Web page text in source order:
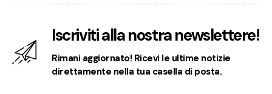
Iscriviti alla nostra newslettere!
Rimani aggiornato! Ricevi le ultime notizie
direttamente nella tua casella di posta.